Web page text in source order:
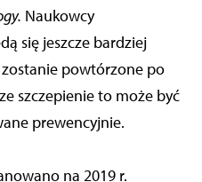
Naukowcy
się jeszcze bardziej
powtórzone po
szczepienie to może być
prewencyjnie.
na 2019 r.